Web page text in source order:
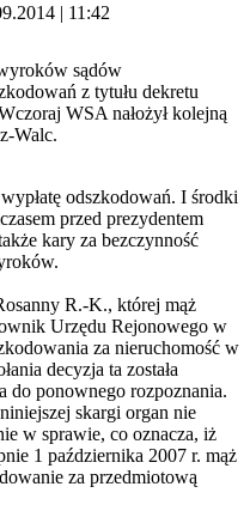
| 11:42
sądów
z tytułu dekretu
WSA nałożył kolejną
Walc.
odszkodowań. I środki
przed prezydentem
kary za bezczynność
R.-K., której mąż
Urzędu Rejonowego w
za nieruchomość w
decyzja ta została
do ponownego rozpoznania.
skargi organ nie
w sprawie, co oznacza, iż
1 października 2007 r. mąż
za przedmiotową